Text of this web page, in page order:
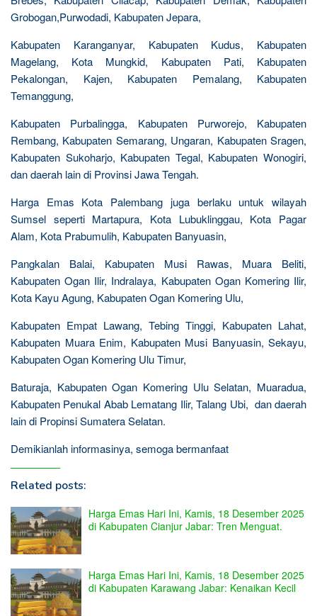
Grobogan,Purwodadi, Kabupaten Jepara,
Kabupaten Karanganyar, Kabupaten Kudus, Kabupaten
Magelang, Kota Mungkid, Kabupaten Pati, Kabupaten
Pekalongan, Kajen, Kabupaten Pemalang, Kabupaten
Temanggung,
Kabupaten Purbalingga, Kabupaten Purworejo, Kabupaten
Rembang, Kabupaten Semarang, Ungaran, Kabupaten Sragen,
Kabupaten Sukoharjo, Kabupaten Tegal, Kabupaten Wonogiri,
dan daerah lain di Provinsi Jawa Tengah.
Harga Emas Kota Palembang juga berlaku untuk wilayah
Sumsel seperti Martapura, Kota Lubuklinggau, Kota Pagar
Alam, Kota Prabumulih, Kabupaten Banyuasin,
Pangkalan Balai, Kabupaten Musi Rawas, Muara Beliti,
Kabupaten Ogan Ilir, Indralaya, Kabupaten Ogan Komering Ilir,
Kota Kayu Agung, Kabupaten Ogan Komering Ulu,
Kabupaten Empat Lawang, Tebing Tinggi, Kabupaten Lahat,
Kabupaten Muara Enim, Kabupaten Musi Banyuasin, Sekayu,
Kabupaten Ogan Komering Ulu Timur,
Baturaja, Kabupaten Ogan Komering Ulu Selatan, Muaradua,
Kabupaten Penukal Abab Lematang Ilir, Talang Ubi, dan daerah
lain di Propinsi Sumatera Selatan.
Demikianlah informasinya, semoga bermanfaat
Related posts:
Harga Emas Hari Ini, Kamis, 18 Desember 2025
di Kabupaten Cianjur Jabar: Tren Menguat.
Harga Emas Hari Ini, Kamis, 18 Desember 2025
di Kabupaten Karawang Jabar: Kenaikan Kecil